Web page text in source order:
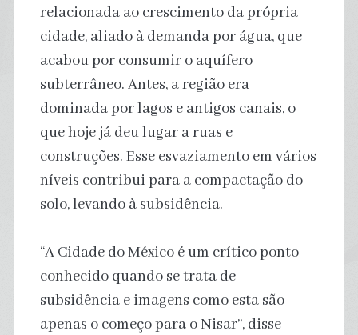
relacionada ao crescimento da própria
cidade, aliado à demanda por água, que
acabou por consumir o aquífero
subterrâneo. Antes, a região era
dominada por lagos e antigos canais, o
que hoje já deu lugar a ruas e
construções. Esse esvaziamento em vários
níveis contribui para a compactação do
solo, levando à subsidência.
“A Cidade do México é um crítico ponto
conhecido quando se trata de
subsidência e imagens como esta são
apenas o começo para o Nisar”, disse